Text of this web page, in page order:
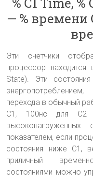
— % времени
Эти счетчики
процессор
State). Эти
перехода в обычный
С1, 100нс для
показателем, если
состояния ниже С1,
приличный
состояниями можно